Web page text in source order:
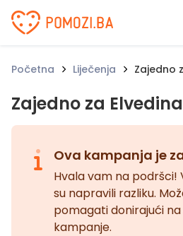
Udruženje Pomozi.ba
Početna Liječenja Zajedno
Zajedno za Elvedina
Ova kampanja je
Hvala vam na podršci!
su napravili razliku.
pomagati donirajući
kampanje.